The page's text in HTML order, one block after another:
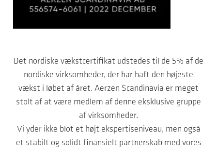
Det nordiske vækstcertifikat udstedes til de 5% af de
nordiske virksomheder, der har haft den højeste
vækst i løbet af året. Aerzen Scandinavia er meget
stolt af at være medlem af denne eksklusive gruppe
af virksomheder.
Vi yder ikke blot et højt ekspertiseniveau, men også
et stabilt og solidt finansielt partnerskab med vores